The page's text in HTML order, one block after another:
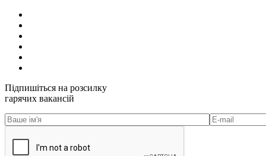
Підпишіться на розсилку
гарячих вакансій